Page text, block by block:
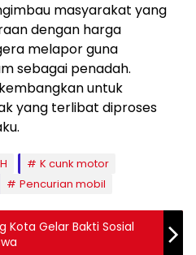
masyarakat yang
dengan harga
melapor guna
sebagai penadah.
untuk
yang terlibat diproses
K cunk motor
Pencurian mobil
Kota Gelar Bakti Sosial